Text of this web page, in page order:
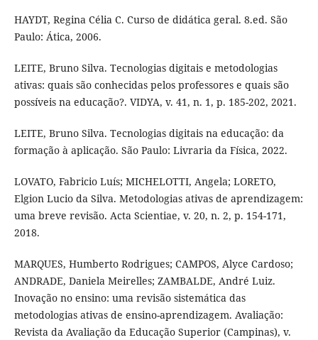
HAYDT, Regina Célia C. Curso de didática geral. 8.ed. São
Paulo: Ática, 2006.
LEITE, Bruno Silva. Tecnologias digitais e metodologias
ativas: quais são conhecidas pelos professores e quais são
possíveis na educação?. VIDYA, v. 41, n. 1, p. 185-202, 2021.
LEITE, Bruno Silva. Tecnologias digitais na educação: da
formação à aplicação​. São Paulo: Livraria da Física, 2022.
LOVATO, Fabricio Luís; MICHELOTTI, Angela; LORETO,
Elgion Lucio da Silva. Metodologias ativas de aprendizagem:
uma breve revisão. Acta Scientiae, v. 20, n. 2, p. 154-171,
2018.
MARQUES, Humberto Rodrigues; CAMPOS, Alyce Cardoso;
ANDRADE, Daniela Meirelles; ZAMBALDE, André Luiz.
Inovação no ensino: uma revisão sistemática das
metodologias ativas de ensino-aprendizagem. Avaliação:
Revista da Avaliação da Educação Superior (Campinas), v.